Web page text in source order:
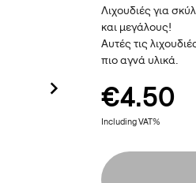
Λιχουδιές για
και μεγάλους!
Αυτές τις
πιο αγνά υλικά.
€4.50
Including VAT%